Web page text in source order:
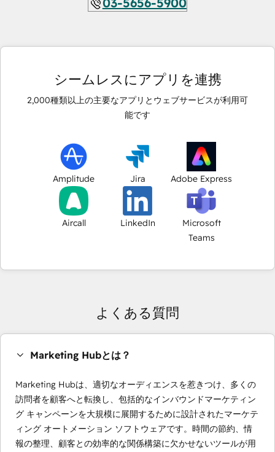
シームレスにアプリを連携
2,000種類以上の主要なアプリとウェブサービスが利用可
能です
Amplitude Jira Adobe Express
Aircall LinkedIn
Microsoft
Teams
よくある質問
Marketing Hubとは？
Marketing Hubは、適切なオーディエンスを惹きつけ、多くの
訪問者を顧客へと転換し、包括的なインバウンドマーケティン
グ キャンペーンを大規模に展開するために設計されたマーケテ
ィング オートメーション ソフトウェアです。時間の節約、情
報の整理、顧客との効率的な関係構築に欠かせないツールが用